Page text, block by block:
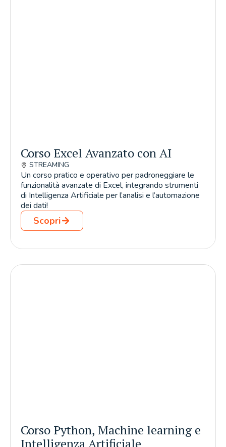
Corso Excel Avanzato con AI
STREAMING
Un corso pratico e operativo per padroneggiare le
funzionalità avanzate di Excel, integrando strumenti
di Intelligenza Artificiale per l’analisi e l’automazione
dei dati!
Scopri
Corso Python, Machine learning e
Intelligenza Artificiale